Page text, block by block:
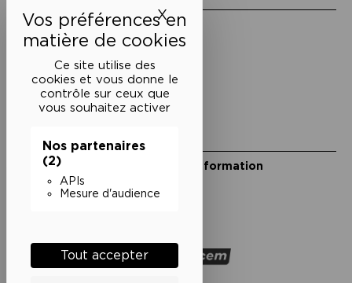
Ce site utilise des
cookies et vous donne le
contrôle sur ceux que
vous souhaitez activer
Nos partenaires
(2)
APIs
Mesure d'audience
Tout accepter
XMasquer le bandeau des
Mentions légales
Politique de confidentialité
Conditions générales de vente
Cookies
Restons en lien
Inscrivez-vous à notre lettre d’information
Suivez-nous sur les réseaux